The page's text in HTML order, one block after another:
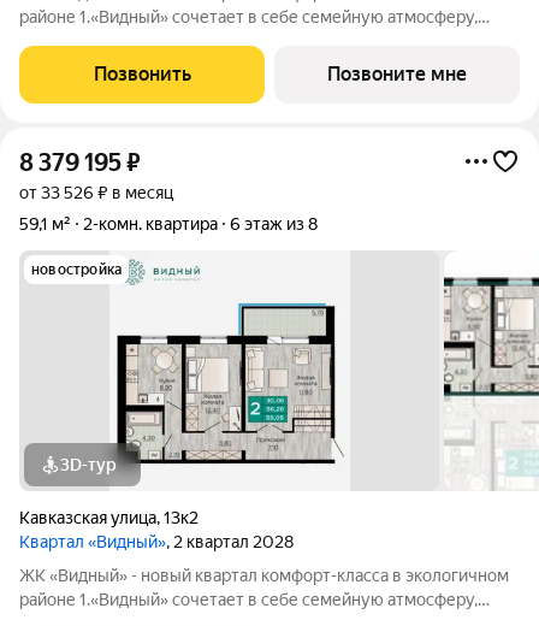
районе 1.«Видный» сочетает в себе семейную атмосферу,
дома. 2.В шаговой доступности находятся школы, детские
сады, медицинские
Позвонить Позвоните мне
8 379 195₽
от 33 526 ₽ в месяц
59,1 м²
2-комн. квартира 6 этаж из 8
новостройка
3D-тур
Кавказская улица,13к2
Квартал «Видный», 2 квартал 2028
ЖК «Видный» - новый квартал комфорт-класса в экологичном
районе 1.«Видный» сочетает в себе семейную атмосферу,